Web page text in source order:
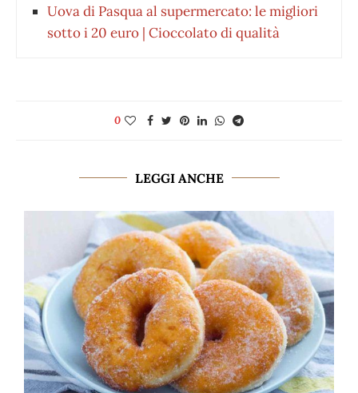
Uova di Pasqua al supermercato: le migliori
sotto i 20 euro | Cioccolato di qualità
0
LEGGI ANCHE